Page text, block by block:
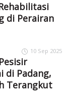
di Perairan
10 Sep 2025
di Padang,
Terangkut